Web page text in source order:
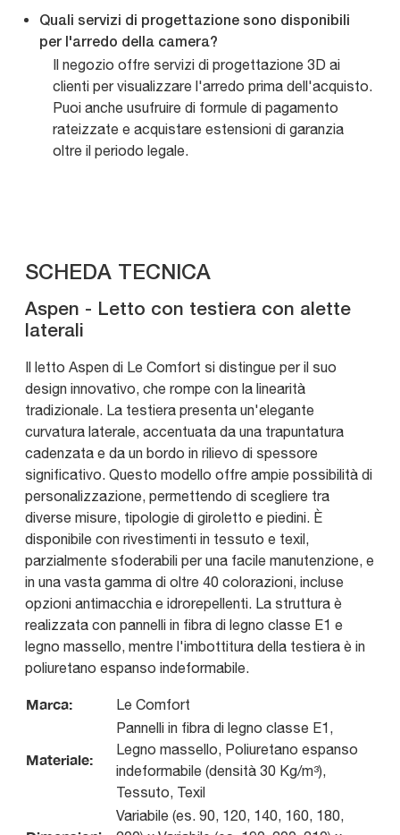
Quali servizi di progettazione sono disponibili
per l'arredo della camera?
Il negozio offre servizi di progettazione 3D ai
clienti per visualizzare l'arredo prima dell'acquisto.
Puoi anche usufruire di formule di pagamento
rateizzate e acquistare estensioni di garanzia
oltre il periodo legale.
SCHEDA TECNICA
Aspen - Letto con testiera con alette
laterali
Il letto Aspen di Le Comfort si distingue per il suo
design innovativo, che rompe con la linearità
tradizionale. La testiera presenta un'elegante
curvatura laterale, accentuata da una trapuntatura
cadenzata e da un bordo in rilievo di spessore
significativo. Questo modello offre ampie possibilità di
personalizzazione, permettendo di scegliere tra
diverse misure, tipologie di giroletto e piedini. È
disponibile con rivestimenti in tessuto e texil,
parzialmente sfoderabili per una facile manutenzione, e
in una vasta gamma di oltre 40 colorazioni, incluse
opzioni antimacchia e idrorepellenti. La struttura è
realizzata con pannelli in fibra di legno classe E1 e
legno massello, mentre l'imbottitura della testiera è in
poliuretano espanso indeformabile.
Marca: Le Comfort
Materiale:
Pannelli in fibra di legno classe E1,
Legno massello, Poliuretano espanso
indeformabile (densità 30 Kg/m³),
Tessuto, Texil
Variabile (es. 90, 120, 140, 160, 180,